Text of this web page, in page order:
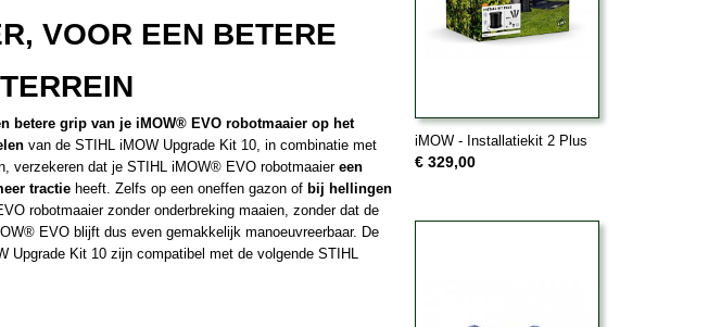
VOOR EEN BETERE
betere grip van je iMOW® EVO robotmaaier op het
van de STIHL iMOW Upgrade Kit 10, in combinatie met
verzekeren dat je STIHL iMOW® EVO robotmaaier een
tractie heeft. Zelfs op een oneffen gazon of bij hellingen
robotmaaier zonder onderbreking maaien, zonder dat de
EVO blijft dus even gemakkelijk manoeuvreerbaar. De
Upgrade Kit 10 zijn compatibel met de volgende STIHL
iMOW - Installatiekit 2 Plus
€ 329,00